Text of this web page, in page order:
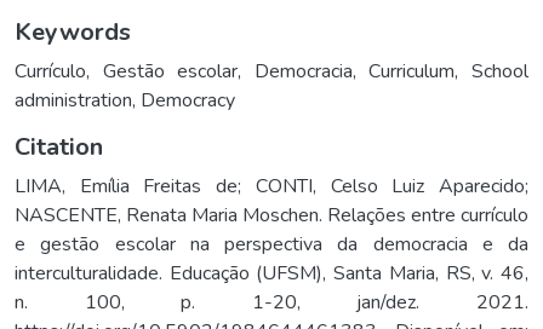
Keywords
Currículo, Gestão escolar, Democracia,Curriculum,School
administration, Democracy
Citation
LIMA, Emília Freitas de; CONTI, Celso Luiz Aparecido;
NASCENTE, Renata Maria Moschen. Relações entre currículo
e gestão escolar na perspectiva da democracia e da
interculturalidade. Educação (UFSM), Santa Maria, RS, v. 46,
n. 100, p. 1-20, jan/dez. 2021.